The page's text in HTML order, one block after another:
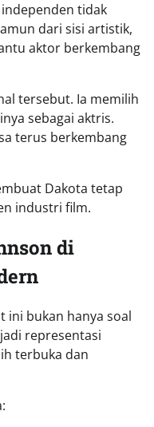
tidak
dari sisi artistik,
aktor berkembang
tersebut. Ia memilih
sebagai aktris.
terus berkembang
Dakota tetap
industri film.
di
ini bukan hanya soal
representasi
terbuka dan